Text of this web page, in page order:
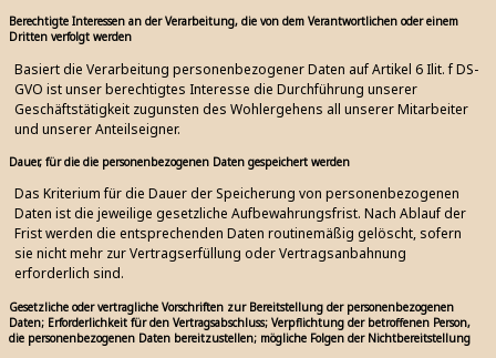
Berechtigte Interessen an der Verarbeitung, die von dem Verantwortlichen oder einem
Dritten verfolgt werden
Basiert die Verarbeitung personenbezogener Daten auf Artikel 6 Ilit. f DS-
GVO ist unser berechtigtes Interesse die Durchführung unserer
Geschäftstätigkeit zugunsten des Wohlergehens all unserer Mitarbeiter
und unserer Anteilseigner.
Dauer, für die die personenbezogenen Daten gespeichert werden
Das Kriterium für die Dauer der Speicherung von personenbezogenen
Daten ist die jeweilige gesetzliche Aufbewahrungsfrist. Nach Ablauf der
Frist werden die entsprechenden Daten routinemäßig gelöscht, sofern
sie nicht mehr zur Vertragserfüllung oder Vertragsanbahnung
erforderlich sind.
Gesetzliche oder vertragliche Vorschriften zur Bereitstellung der personenbezogenen
Daten; Erforderlichkeit für den Vertragsabschluss; Verpflichtung der betroffenen Person,
die personenbezogenen Daten bereitzustellen; mögliche Folgen der Nichtbereitstellung